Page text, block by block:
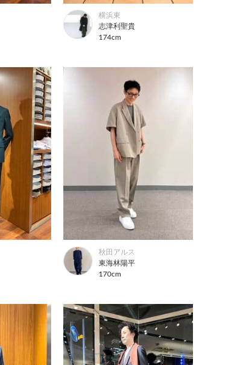
横浜東
志津利聖貴
174cm
秋田アルス
東海林陽平
170cm